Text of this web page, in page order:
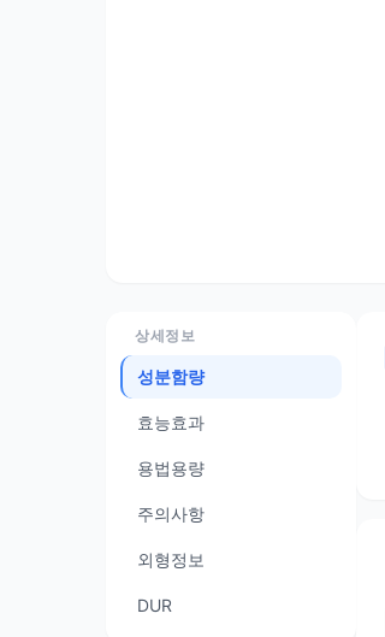
상세정보
성분함량
효능효과
용법용량
주의사항
외형정보
DUR